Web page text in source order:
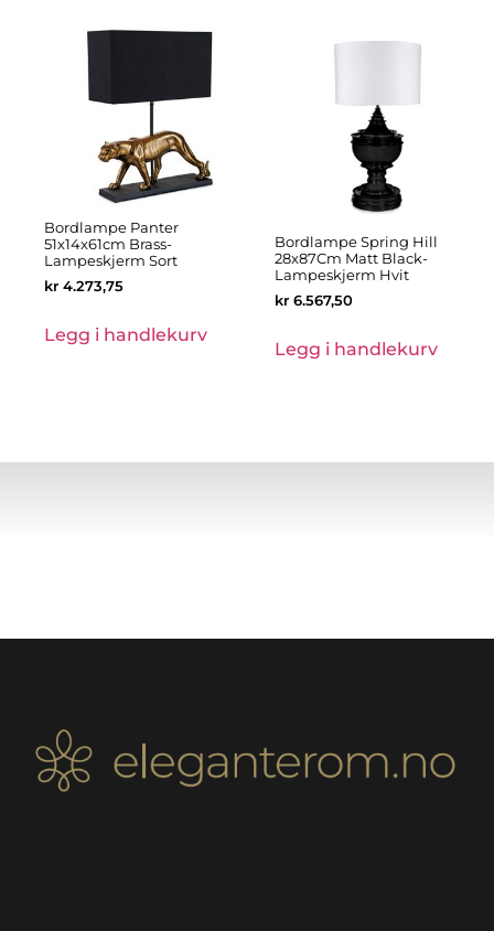
Bordlampe Panter
51x14x61cm Brass-
Lampeskjerm Sort
kr 4.273,75
Legg i handlekurv
Bordlampe Spring Hill
28x87Cm Matt Black-
Lampeskjerm Hvit
kr 6.567,50
Legg i handlekurv